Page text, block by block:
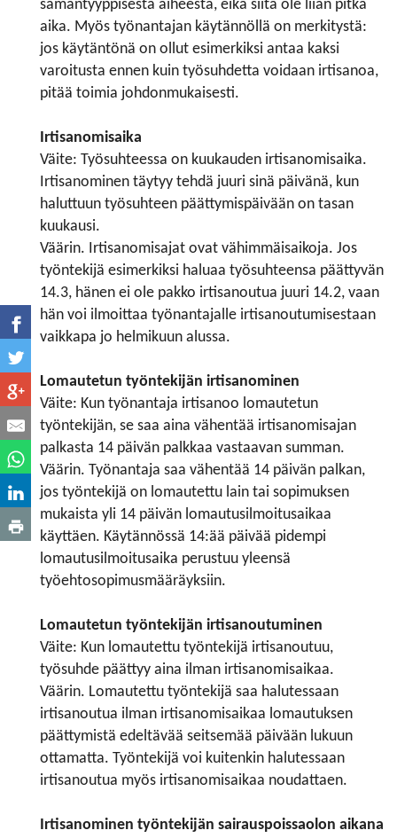
samantyyppisestä aiheesta, eikä siitä ole liian pitkä
aika. Myös työnantajan käytännöllä on merkitystä:
jos käytäntönä on ollut esimerkiksi antaa kaksi
varoitusta ennen kuin työsuhdetta voidaan irtisanoa,
pitää toimia johdonmukaisesti.
Irtisanomisaika
Väite: Työsuhteessa on kuukauden irtisanomisaika.
Irtisanominen täytyy tehdä juuri sinä päivänä, kun
haluttuun työsuhteen päättymispäivään on tasan
kuukausi.
Väärin. Irtisanomisajat ovat vähimmäisaikoja. Jos
työntekijä esimerkiksi haluaa työsuhteensa päättyvän
14.3, hänen ei ole pakko irtisanoutua juuri 14.2, vaan
hän voi ilmoittaa työnantajalle irtisanoutumisestaan
vaikkapa jo helmikuun alussa.
Lomautetun työntekijän irtisanominen
Väite: Kun työnantaja irtisanoo lomautetun
työntekijän, se saa aina vähentää irtisanomisajan
palkasta 14 päivän palkkaa vastaavan summan.
Väärin. Työnantaja saa vähentää 14 päivän palkan,
jos työntekijä on lomautettu lain tai sopimuksen
mukaista yli 14 päivän lomautusilmoitusaikaa
käyttäen. Käytännössä 14:ää päivää pidempi
lomautusilmoitusaika perustuu yleensä
työehtosopimusmääräyksiin.
Lomautetun työntekijän irtisanoutuminen
Väite: Kun lomautettu työntekijä irtisanoutuu,
työsuhde päättyy aina ilman irtisanomisaikaa.
Väärin. Lomautettu työntekijä saa halutessaan
irtisanoutua ilman irtisanomisaikaa lomautuksen
päättymistä edeltävää seitsemää päivään lukuun
ottamatta. Työntekijä voi kuitenkin halutessaan
irtisanoutua myös irtisanomisaikaa noudattaen.
Irtisanominen työntekijän sairauspoissaolon aikana